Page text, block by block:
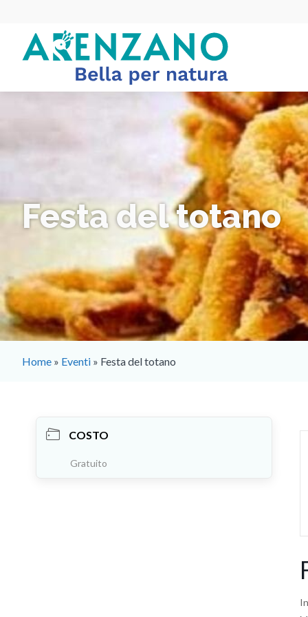
Festa del totano
Home » Eventi » Festa del totano
COSTO
Gratuito